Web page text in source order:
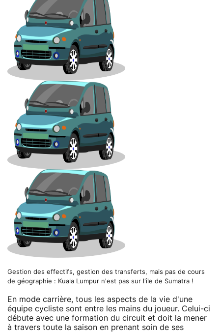
Gestion des effectifs, gestion des transferts, mais pas de cours
de géographie : Kuala Lumpur n'est pas sur l'île de Sumatra !
En mode carrière, tous les aspects de la vie d'une
équipe cycliste sont entre les mains du joueur. Celui-ci
débute avec une formation du circuit et doit la mener
à travers toute la saison en prenant soin de ses